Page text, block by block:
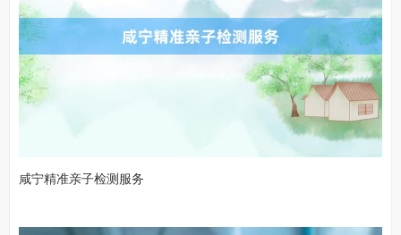
咸宁精准亲子检测服务